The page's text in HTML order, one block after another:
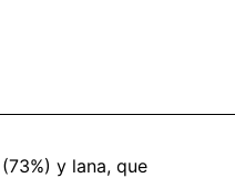
y lana, que